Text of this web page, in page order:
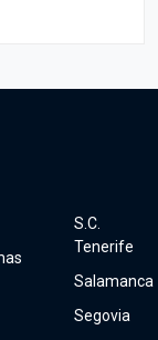
S.C.
Tenerife
Salamanca
Segovia